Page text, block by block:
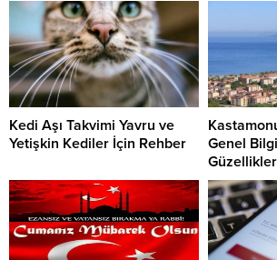
Kedi Aşı Takvimi Yavru ve
Yetişkin Kediler İçin Rehber
Genel